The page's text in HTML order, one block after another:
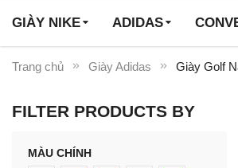
GIÀY NIKE ADIDAS
Trang chủ Giày Adidas Giày Golf
FILTER PRODUCTS BY
MÀU CHÍNH